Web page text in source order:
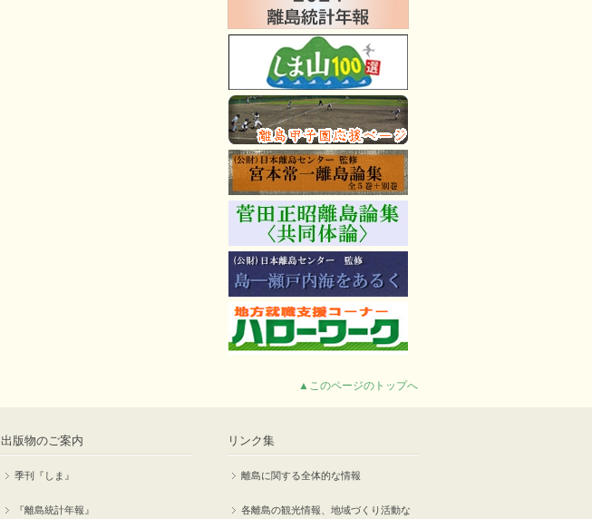
▲このページのトップへ
出版物のご案内
季刊『しま』
『離島統計年報』
リンク集
離島に関する全体的な情報
各離島の観光情報、地域づくり活動な